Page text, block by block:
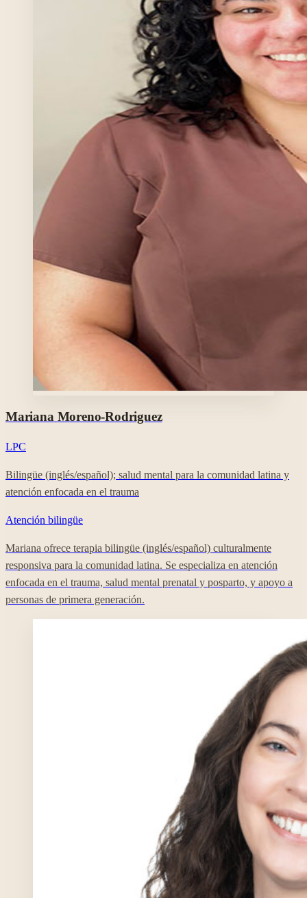
Mariana Moreno-Rodriguez
LPC
Bilingüe (inglés/español); salud mental para la comunidad latina y
atención enfocada en el trauma
Atención bilingüe
Mariana ofrece terapia bilingüe (inglés/español) culturalmente
responsiva para la comunidad latina. Se especializa en atención
enfocada en el trauma, salud mental prenatal y posparto, y apoyo a
personas de primera generación.